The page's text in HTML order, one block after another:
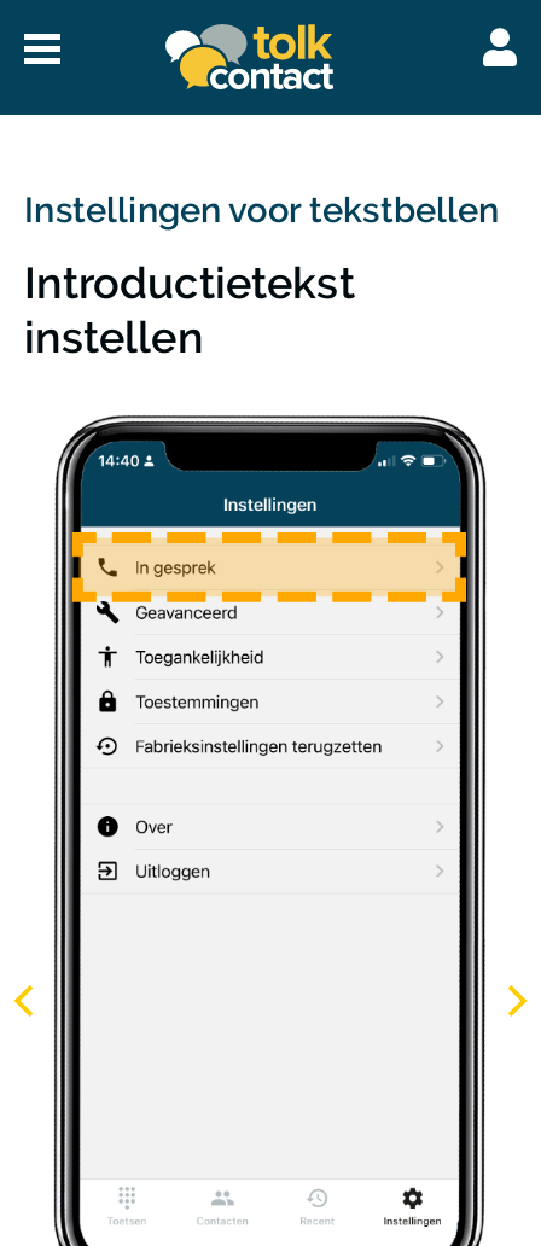
Naar
menu
Instellingen voor tekstbellen
Introductietekst
instellen